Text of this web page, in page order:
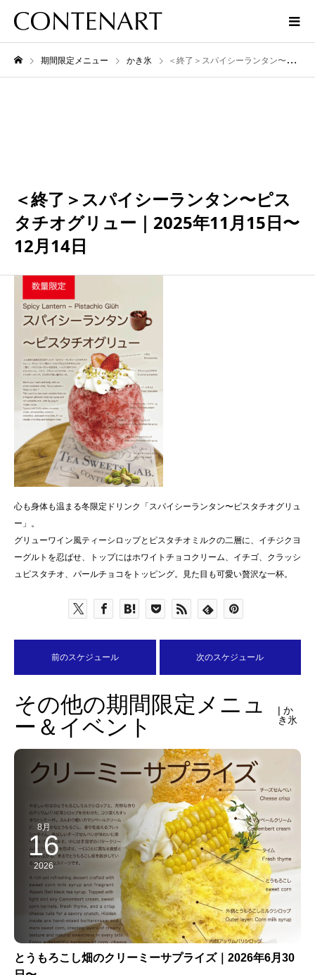
期間限定メニュー かき氷 ＜終了＞スパイシーランタン〜ピスタチオグリュー｜2025年11月15日〜12月14日
＜終了＞スパイシーランタン〜ピス
タチオグリュー｜2025年11月15日〜
12月14日
心も身体も温まる冬限定ドリンク「スパイシーランタン〜ピスタチオグリュ
ー」。
グリューワイン風ティーシロップとピスタチオミルクの二層に、イチジクヨ
ーグルトを忍ばせ、トップにはホワイトチョコクリーム、イチゴ、クラッシ
ュピスタチオ、パールチョコをトッピング。見た目も可愛い贅沢な一杯。
前のスケジュール 次のスケジュール
その他の期間限定メニュ
ー＆イベント
| か
き氷
8月
16
2026
とうもろこし畑のクリーミーサプライズ｜2026年6月30